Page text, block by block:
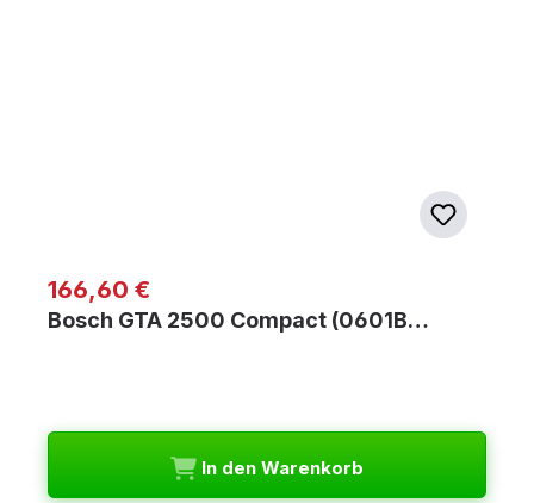
Regulärer Preis:
166,60 €
Bosch GTA 2500 Compact (0601B…
In den Warenkorb